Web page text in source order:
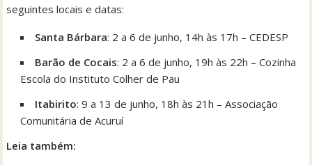
seguintes locais e datas:
Santa Bárbara: 2 a 6 de junho, 14h às 17h – CEDESP
Barão de Cocais: 2 a 6 de junho, 19h às 22h – Cozinha
Escola do Instituto Colher de Pau
Itabirito: 9 a 13 de junho, 18h às 21h – Associação
Comunitária de Acuruí
Leia também: